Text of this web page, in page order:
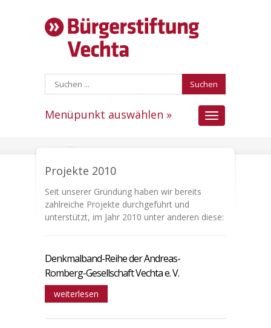
Suchen
Menüpunkt auswählen »
Menüpunkt
auswählen
Projekte 2010
Seit unserer Gründung haben wir bereits
zahlreiche Projekte durchgeführt und
unterstützt, im Jahr 2010 unter anderen diese:
Denkmalband-Reihe der Andreas-
Romberg-Gesellschaft Vechta e. V.
weiterlesen